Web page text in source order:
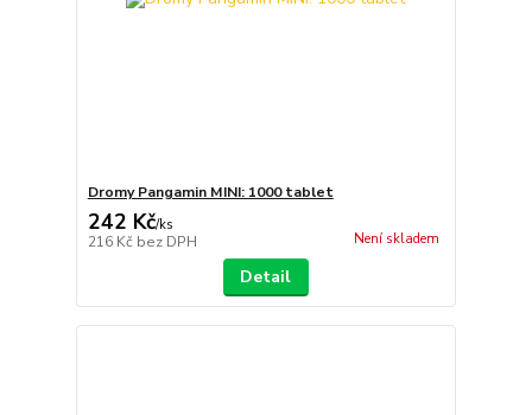
Dromy Pangamin MINI: 1000 tablet
242 Kč/ks
216 Kč bez DPH Není skladem
Detail